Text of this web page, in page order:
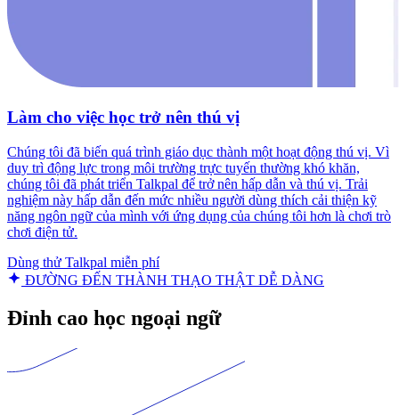
Làm cho việc học trở nên thú vị
Chúng tôi đã biến quá trình giáo dục thành một hoạt động thú vị. Vì
duy trì động lực trong môi trường trực tuyến thường khó khăn,
chúng tôi đã phát triển Talkpal để trở nên hấp dẫn và thú vị. Trải
nghiệm này hấp dẫn đến mức nhiều người dùng thích cải thiện kỹ
năng ngôn ngữ của mình với ứng dụng của chúng tôi hơn là chơi trò
chơi điện tử.
Dùng thử Talkpal miễn phí
ĐƯỜNG ĐẾN THÀNH THẠO THẬT DỄ DÀNG
Đỉnh cao học ngoại ngữ